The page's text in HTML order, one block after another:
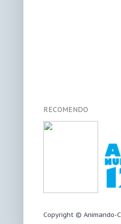
RECOMENDO
Copyright © Animando-